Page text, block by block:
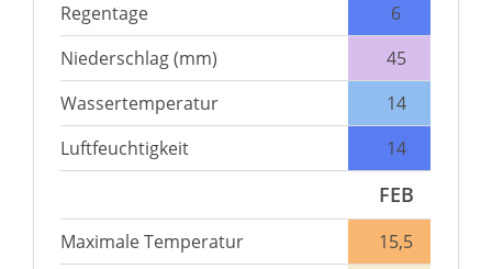
Regentage
6
Niederschlag (mm)
45
Wassertemperatur
14
Luftfeuchtigkeit
14
FEB
Maximale Temperatur
15,5